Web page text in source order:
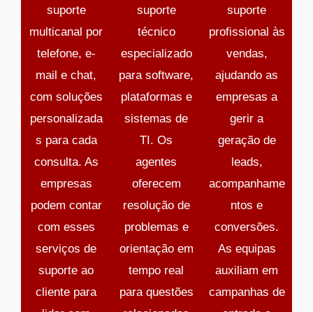
suporte
multicanal por
telefone, e-
mail e chat,
com soluções
personalizada
s para cada
consulta. As
empresas
podem contar
com esses
serviços de
suporte ao
cliente para
suporte
técnico
especializado
para software,
plataformas e
sistemas de
TI. Os
agentes
oferecem
resolução de
problemas e
orientação em
tempo real
para questões
suporte
profissional às
vendas,
ajudando as
empresas a
gerir a
geração de
leads,
acompanhame
ntos e
conversões.
As equipas
auxiliam em
campanhas de